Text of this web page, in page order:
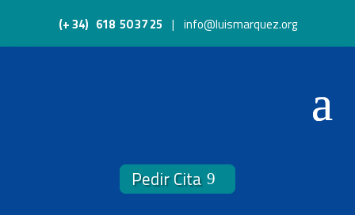
(+ 34) 618 50 37 25 | info@luismarquez.org
Pedir Cita